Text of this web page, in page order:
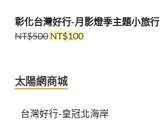
彰化台灣好行-月影燈季主題小旅行
NT$500 NT$100
太陽網商城
台灣好行-皇冠北海岸